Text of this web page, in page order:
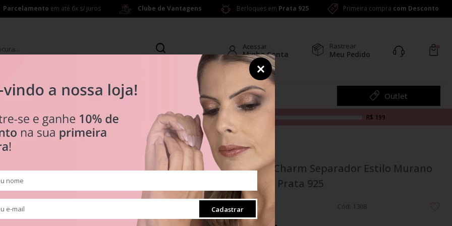
Parcelamento em até 6x s/ juros Clube de Vantagens Berloques em Prata 925 Primeira compra com Desconto
Acessar
Minha Conta
Rastrear
Meu Pedido
Tipos
Clipes
Pingentes
Radiante
Brincos Colar Outlet
a partir de R$ 199,00 R$ 199
Prata 925
Berloque Charm Separador Estilo Murano
Sereia em Prata 925
Cód: 1308
Cadastrar